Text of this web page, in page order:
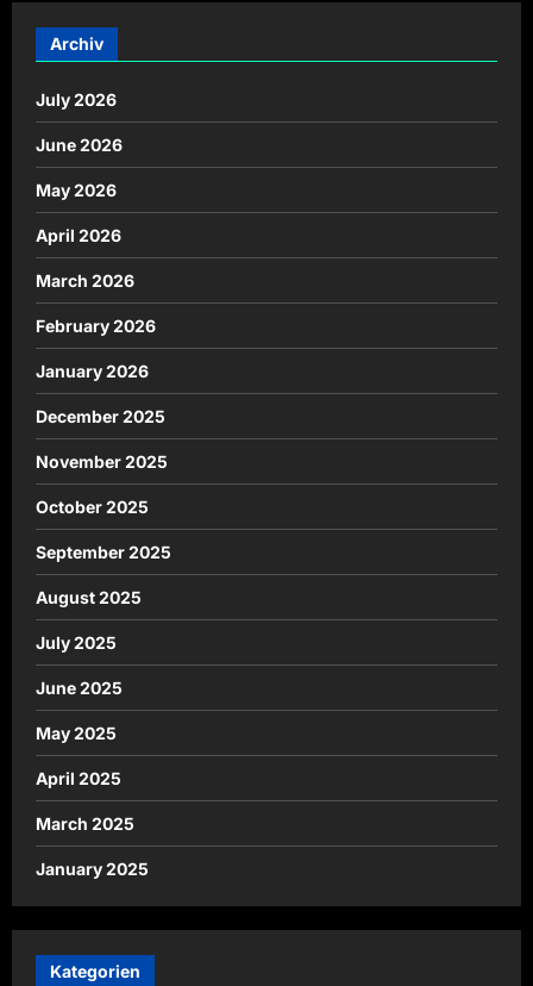
Archiv
July 2026
June 2026
May 2026
April 2026
March 2026
February 2026
January 2026
December 2025
November 2025
October 2025
September 2025
August 2025
July 2025
June 2025
May 2025
April 2025
March 2025
January 2025
Kategorien